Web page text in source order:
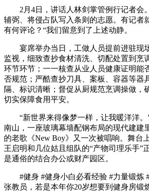
2月4日，讲话人林剑掌管例行记者会
辅弼、将侵占队写入条则的志愿。有记者
有何评论？“我们留意到了上述动静。
宴席举办当日，工做人员提前进驻现
监视，细致查抄食材清洗、切配处置到烹
环节环节；一一核查从业人员健康证明能
否规范；严酷查抄刀具、案板、容器等器
隔、标识清晰；督促从厨规范烹调操做，
切实保障食用平安。
“新世界来得像梦一样，让我暖洋洋。
南山，一座玻璃幕墙配钢布局的现代建建
的老歌《New Boy》又一次被唱响。舞台
王启明和几位姑且组队的“产物司理乐手”
是通俗的结合办公或财产园区。
#健身 #健身小白必看经验 #力量锻炼
张教员，若是本年你20岁想要到健身房锻